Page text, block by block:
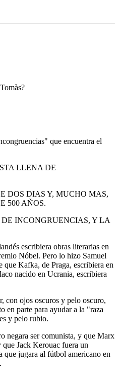
que encuentra el
LLENA DE
DOS DIAS Y, MUCHO MAS,
500 AÑOS.
INCONGRUENCIAS, Y LA
escribiera obras literarias en
Nóbel. Pero lo hizo Samuel
que Kafka, de Praga, escribiera en
nacido en Ucrania, escribiera
con ojos oscuros y pelo oscuro,
en parte para ayudar a la "raza
y pelo rubio.
negara ser comunista, y que Marx
Jack Kerouac fuera un
que jugara al fútbol americano en